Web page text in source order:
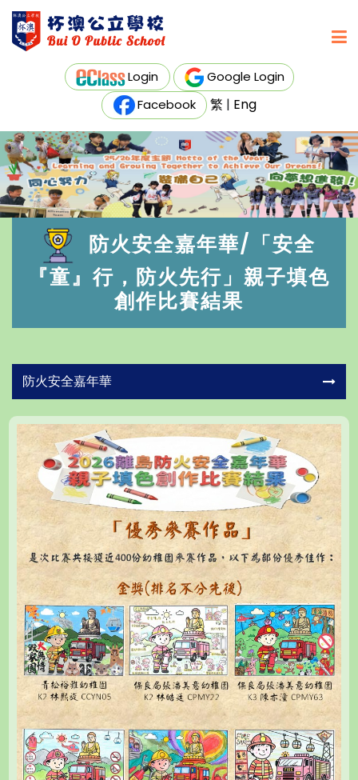
Login
Google Login
Facebook
繁 | Eng
防火安全嘉年華/「安全
『童』行，防火先行」親子填色
創作比賽結果
防火安全嘉年華